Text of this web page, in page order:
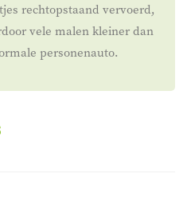
rechtopstaand vervoerd,
vele malen kleiner dan
personenauto.